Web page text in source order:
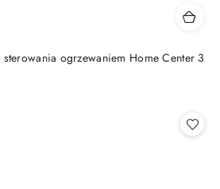
ogrzewaniem Home Center 3